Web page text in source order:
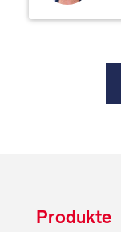
Produkte